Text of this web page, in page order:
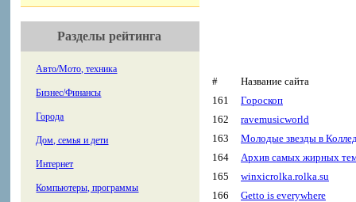
Разделы рейтинга
Авто/Мото, техника
Бизнес/Финансы
Города
Дом, семья и дети
Интернет
Компьютеры, программы
#
Название сайта
161
Гороскоп
162
ravemusicworld
163
Молодые звезды в
164
Архив самых жирных
165
winxicrolka.rolka.su
166
Getto is everywhere